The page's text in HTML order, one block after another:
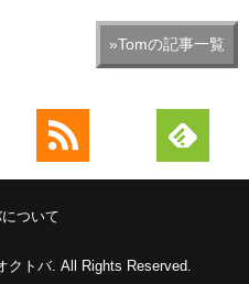
»Tomの記事一覧
ついて
クトバ. All Rights Reserved.